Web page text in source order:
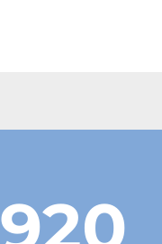
920